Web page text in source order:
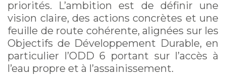
priorités. L’ambition est de définir une
vision claire, des actions concrètes et une
feuille de route cohérente, alignées sur les
Objectifs de Développement Durable, en
particulier l’ODD 6 portant sur l’accès à
l’eau propre et à l’assainissement.